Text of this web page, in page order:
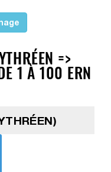
=>
1 À 100 ERN